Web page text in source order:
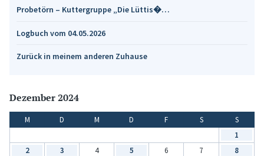
Probetörn – Kuttergruppe „Die Lüttis�…
Logbuch vom 04.05.2026
Zurück in meinem anderen Zuhause
Dezember 2024
M D M D F S
S
1
2
3 4 5 6 7
8